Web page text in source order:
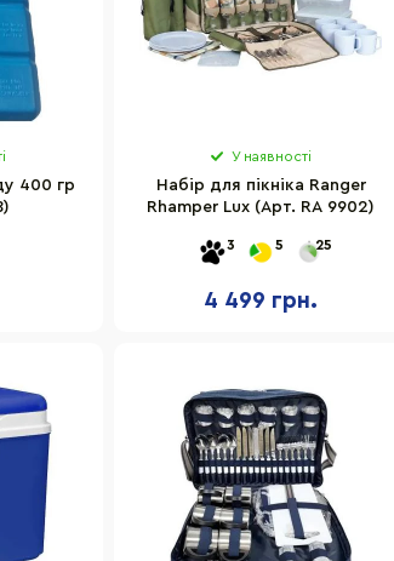
400 гр
У наявності
Набір для пікніка Ranger
Rhamper Lux (Арт. RA 9902)
3 5 25
4 499 грн.